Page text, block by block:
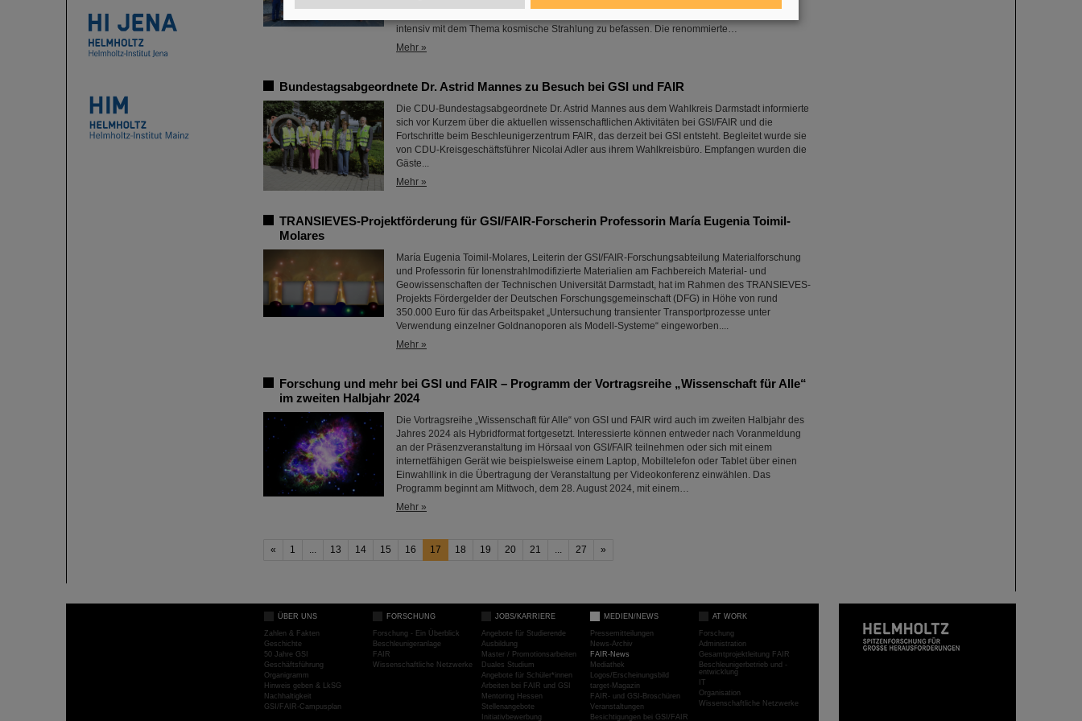
intensiv mit dem Thema kosmische Strahlung zu befassen. Die renommierte…
Mehr »
Bundestagsabgeordnete Dr. Astrid Mannes zu Besuch bei GSI und FAIR
Die CDU-Bundestagsabgeordnete Dr. Astrid Mannes aus dem Wahlkreis Darmstadt informierte
sich vor Kurzem über die aktuellen wissenschaftlichen Aktivitäten bei GSI/FAIR und die
Fortschritte beim Beschleunigerzentrum FAIR, das derzeit bei GSI entsteht. Begleitet wurde sie
von CDU-Kreisgeschäftsführer Nicolai Adler aus ihrem Wahlkreisbüro. Empfangen wurden die
Gäste...
Mehr »
TRANSIEVES-Projektförderung für GSI/FAIR-Forscherin Professorin María Eugenia Toimil-
Molares
María Eugenia Toimil-Molares, Leiterin der GSI/FAIR-Forschungsabteilung Materialforschung
und Professorin für Ionenstrahlmodifizierte Materialien am Fachbereich Material- und
Geowissenschaften der Technischen Universität Darmstadt, hat im Rahmen des TRANSIEVES-
Projekts Fördergelder der Deutschen Forschungsgemeinschaft (DFG) in Höhe von rund
350.000 Euro für das Arbeitspaket „Untersuchung transienter Transportprozesse unter
Verwendung einzelner Goldnanoporen als Modell-Systeme“ eingeworben....
Mehr »
Forschung und mehr bei GSI und FAIR – Programm der Vortragsreihe „Wissenschaft für Alle“
im zweiten Halbjahr 2024
Die Vortragsreihe „Wissenschaft für Alle“ von GSI und FAIR wird auch im zweiten Halbjahr des
Jahres 2024 als Hybridformat fortgesetzt. Interessierte können entweder nach Voranmeldung
an der Präsenzveranstaltung im Hörsaal von GSI/FAIR teilnehmen oder sich mit einem
internetfähigen Gerät wie beispielsweise einem Laptop, Mobiltelefon oder Tablet über einen
Einwahllink in die Übertragung der Veranstaltung per Videokonferenz einwählen. Das
Programm beginnt am Mittwoch, dem 28. August 2024, mit einem…
Mehr »
« 1 13 14 15 16 17 18 19 20 21 27 »
ÜBER UNS
Zahlen & Fakten
Geschichte
50 Jahre GSI
Geschäftsführung
Organigramm
Hinweis geben & LkSG
Nachhaltigkeit
GSI/FAIR-Campusplan
FORSCHUNG
Forschung - Ein Überblick
Beschleunigeranlage
FAIR
Wissenschaftliche Netzwerke
JOBS/KARRIERE
Angebote für Studierende
Ausbildung
Master / Promotionsarbeiten
Duales Studium
Angebote für Schüler*innen
Arbeiten bei FAIR und GSI
Mentoring Hessen
Stellenangebote
Initiativbewerbung
MEDIEN/NEWS
Pressemitteilungen
News-Archiv
FAIR-News
Mediathek
Logos/Erscheinungsbild
target-Magazin
FAIR- und GSI-Broschüren
Veranstaltungen
Besichtigungen bei GSI/FAIR
AT WORK
Forschung
Administration
Gesamtprojektleitung FAIR
Beschleunigerbetrieb und -
entwicklung
IT
Organisation
Wissenschaftliche Netzwerke